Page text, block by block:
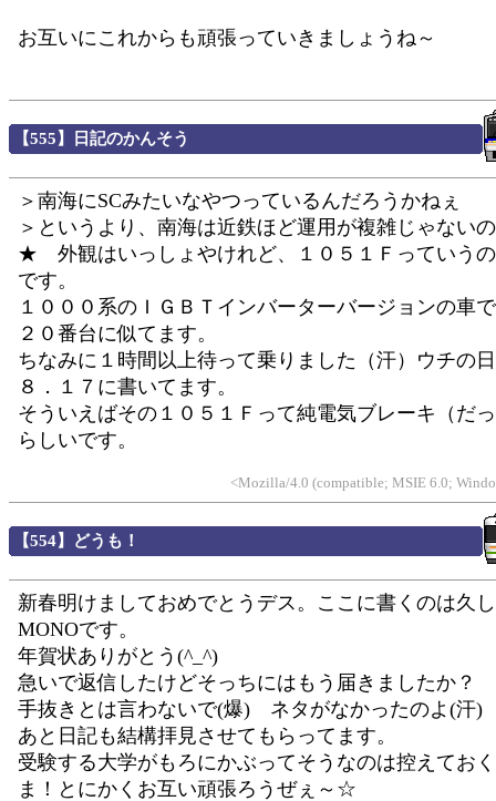
お互いにこれからも頑張っていきましょうね～
【555】日記のかんそう
＞南海にSCみたいなやつっているんだろうかねぇ
＞というより、南海は近鉄ほど運用が複雑じゃない
★ 外観はいっしょやけれど、１０５１Ｆっていう
です。
１０００系のＩＧＢＴインバーターバージョンの車
２０番台に似てます。
ちなみに１時間以上待って乗りました（汗）ウチの
８．１７に書いてます。
そういえばその１０５１Ｆって純電気ブレーキ（だ
らしいです。
<Mozilla/4.0 (compatible; MSIE 6.0;
【554】どうも！
新春明けましておめでとうデス。ここに書くのは久
MONOです。
年賀状ありがとう(^_^)
急いで返信したけどそっちにはもう届きましたか？
手抜きとは言わないで(爆) ネタがなかったのよ(汗)
あと日記も結構拝見させてもらってます。
受験する大学がもろにかぶってそうなのは控えてお
ま！とにかくお互い頑張ろうぜぇ～☆